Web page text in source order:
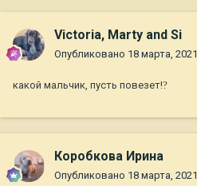
Victoria, Marty and Si
Опубликовано 18 марта, 2021
какой мальчик, пусть повезет!?
Коробкова Ирина
Опубликовано 18 марта, 2021